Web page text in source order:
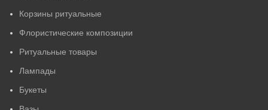
Корзины ритуальные
Флористические композиции
Ритуальные товары
Лампады
Букеты